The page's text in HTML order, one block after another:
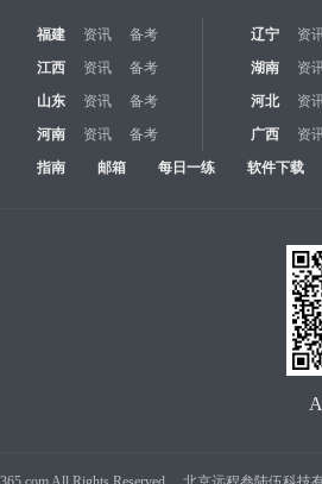
福建 资讯 备考 辽宁 资
江西 资讯 备考 湖南 资
山东 资讯 备考 河北 资
河南 资讯 备考 广西 资
指南 邮箱 每日一练 软件下载